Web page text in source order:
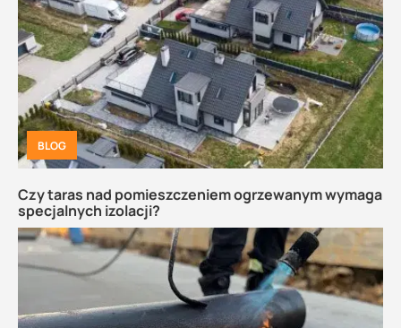
BLOG
Czy taras nad pomieszczeniem ogrzewanym wymaga
specjalnych izolacji?